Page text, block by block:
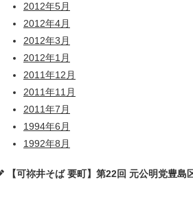
2012年5月
2012年4月
2012年3月
2012年1月
2011年12月
2011年11月
2011年7月
1994年6月
1992年8月
【可祢井そば 要町】第22回 元公明党豊